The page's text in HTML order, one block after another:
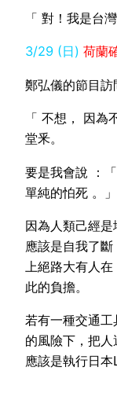
「 對！我是台
3/29 (日) 荷蘭
鄭弘儀的節目訪
「 不想， 因
堂釆。
要是我會說 ：
單純的怕死 。」
因為人類己經
應該是自我了
上絕路大有人
此的負擔。
若有一種交通
的風險下，把人
應該是執行日